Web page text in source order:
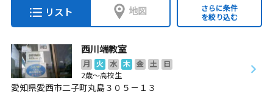
リスト 地図
さらに条件
を絞り込む
西川端教室
月 火 水 木 金 土
日
2歳～高校生
愛知県愛西市二子町丸島３０５－１３